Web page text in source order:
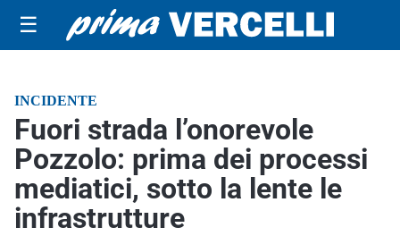
☰
INCIDENTE
Fuori strada l’onorevole
Pozzolo: prima dei processi
mediatici, sotto la lente le
infrastrutture